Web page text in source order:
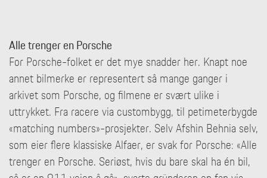
Alle trenger en Porsche
For Porsche-folket er det mye snadder her. Knapt noe
annet bilmerke er representert så mange ganger i
arkivet som Porsche, og filmene er svært ulike i
uttrykket. Fra racere via custombygg, til petimeterbygde
«matching numbers»-prosjekter. Selv Afshin Behnia selv,
som eier flere klassiske Alfaer, er svak for Porsche: «Alle
trenger en Porsche. Seriøst, hvis du bare skal ha én bil,